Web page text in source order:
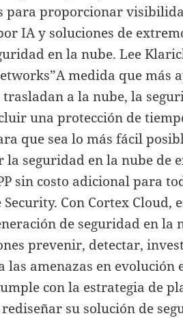
para proporcionar
IA y soluciones de
en la nube. Lee
medida que más
a la nube, la
una protección de
que sea lo más fácil
seguridad en la nube de
sin costo adicional para
Con Cortex Cloud,
de seguridad en la
prevenir, detectar,
amenazas en evolución
con la estrategia de
su solución de